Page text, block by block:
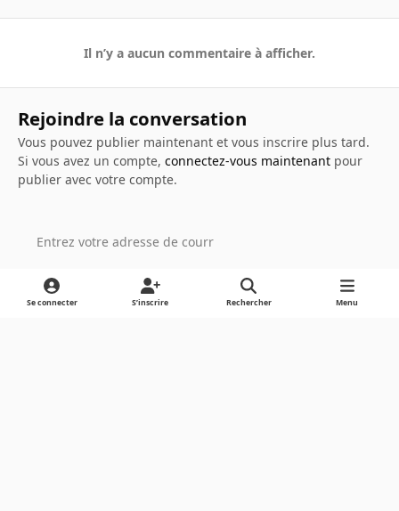
Il n’y a aucun commentaire à afficher.
Rejoindre la conversation
Vous pouvez publier maintenant et vous inscrire plus tard.
Si vous avez un compte, connectez-vous maintenantpour
publier avec votre compte.
Ajouter un commentaire…
Se connecter S’inscrire Rechercher Menu